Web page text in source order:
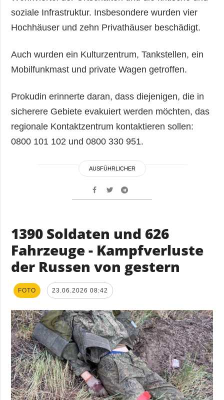
soziale Infrastruktur. Insbesondere wurden vier
Hochhäuser und zehn Privathäuser beschädigt.
Auch wurden ein Kulturzentrum, Tankstellen, ein
Mobilfunkmast und private Wagen getroffen.
Prokudin erinnerte daran, dass diejenigen, die in
sicherere Gebiete evakuiert werden möchten, das
regionale Kontaktzentrum kontaktieren sollen:
0800 101 102 und 0800 330 951.
AUSFÜHRLICHER
1390 Soldaten und 626
Fahrzeuge - Kampfverluste
der Russen von gestern
FOTO 23.06.2026 08:42